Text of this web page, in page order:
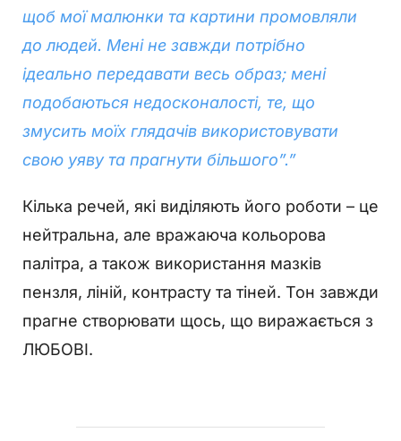
щоб мої малюнки та картини промовляли
до людей. Мені не завжди потрібно
ідеально передавати весь образ; мені
подобаються недосконалості, те, що
змусить моїх глядачів використовувати
свою уяву та прагнути більшого”.”
Кілька речей, які виділяють його роботи – це
нейтральна, але вражаюча кольорова
палітра, а також використання мазків
пензля, ліній, контрасту та тіней. Тон завжди
прагне створювати щось, що виражається з
ЛЮБОВІ.